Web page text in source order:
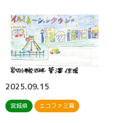
2025.09.15
宮城県 エコファミ賞